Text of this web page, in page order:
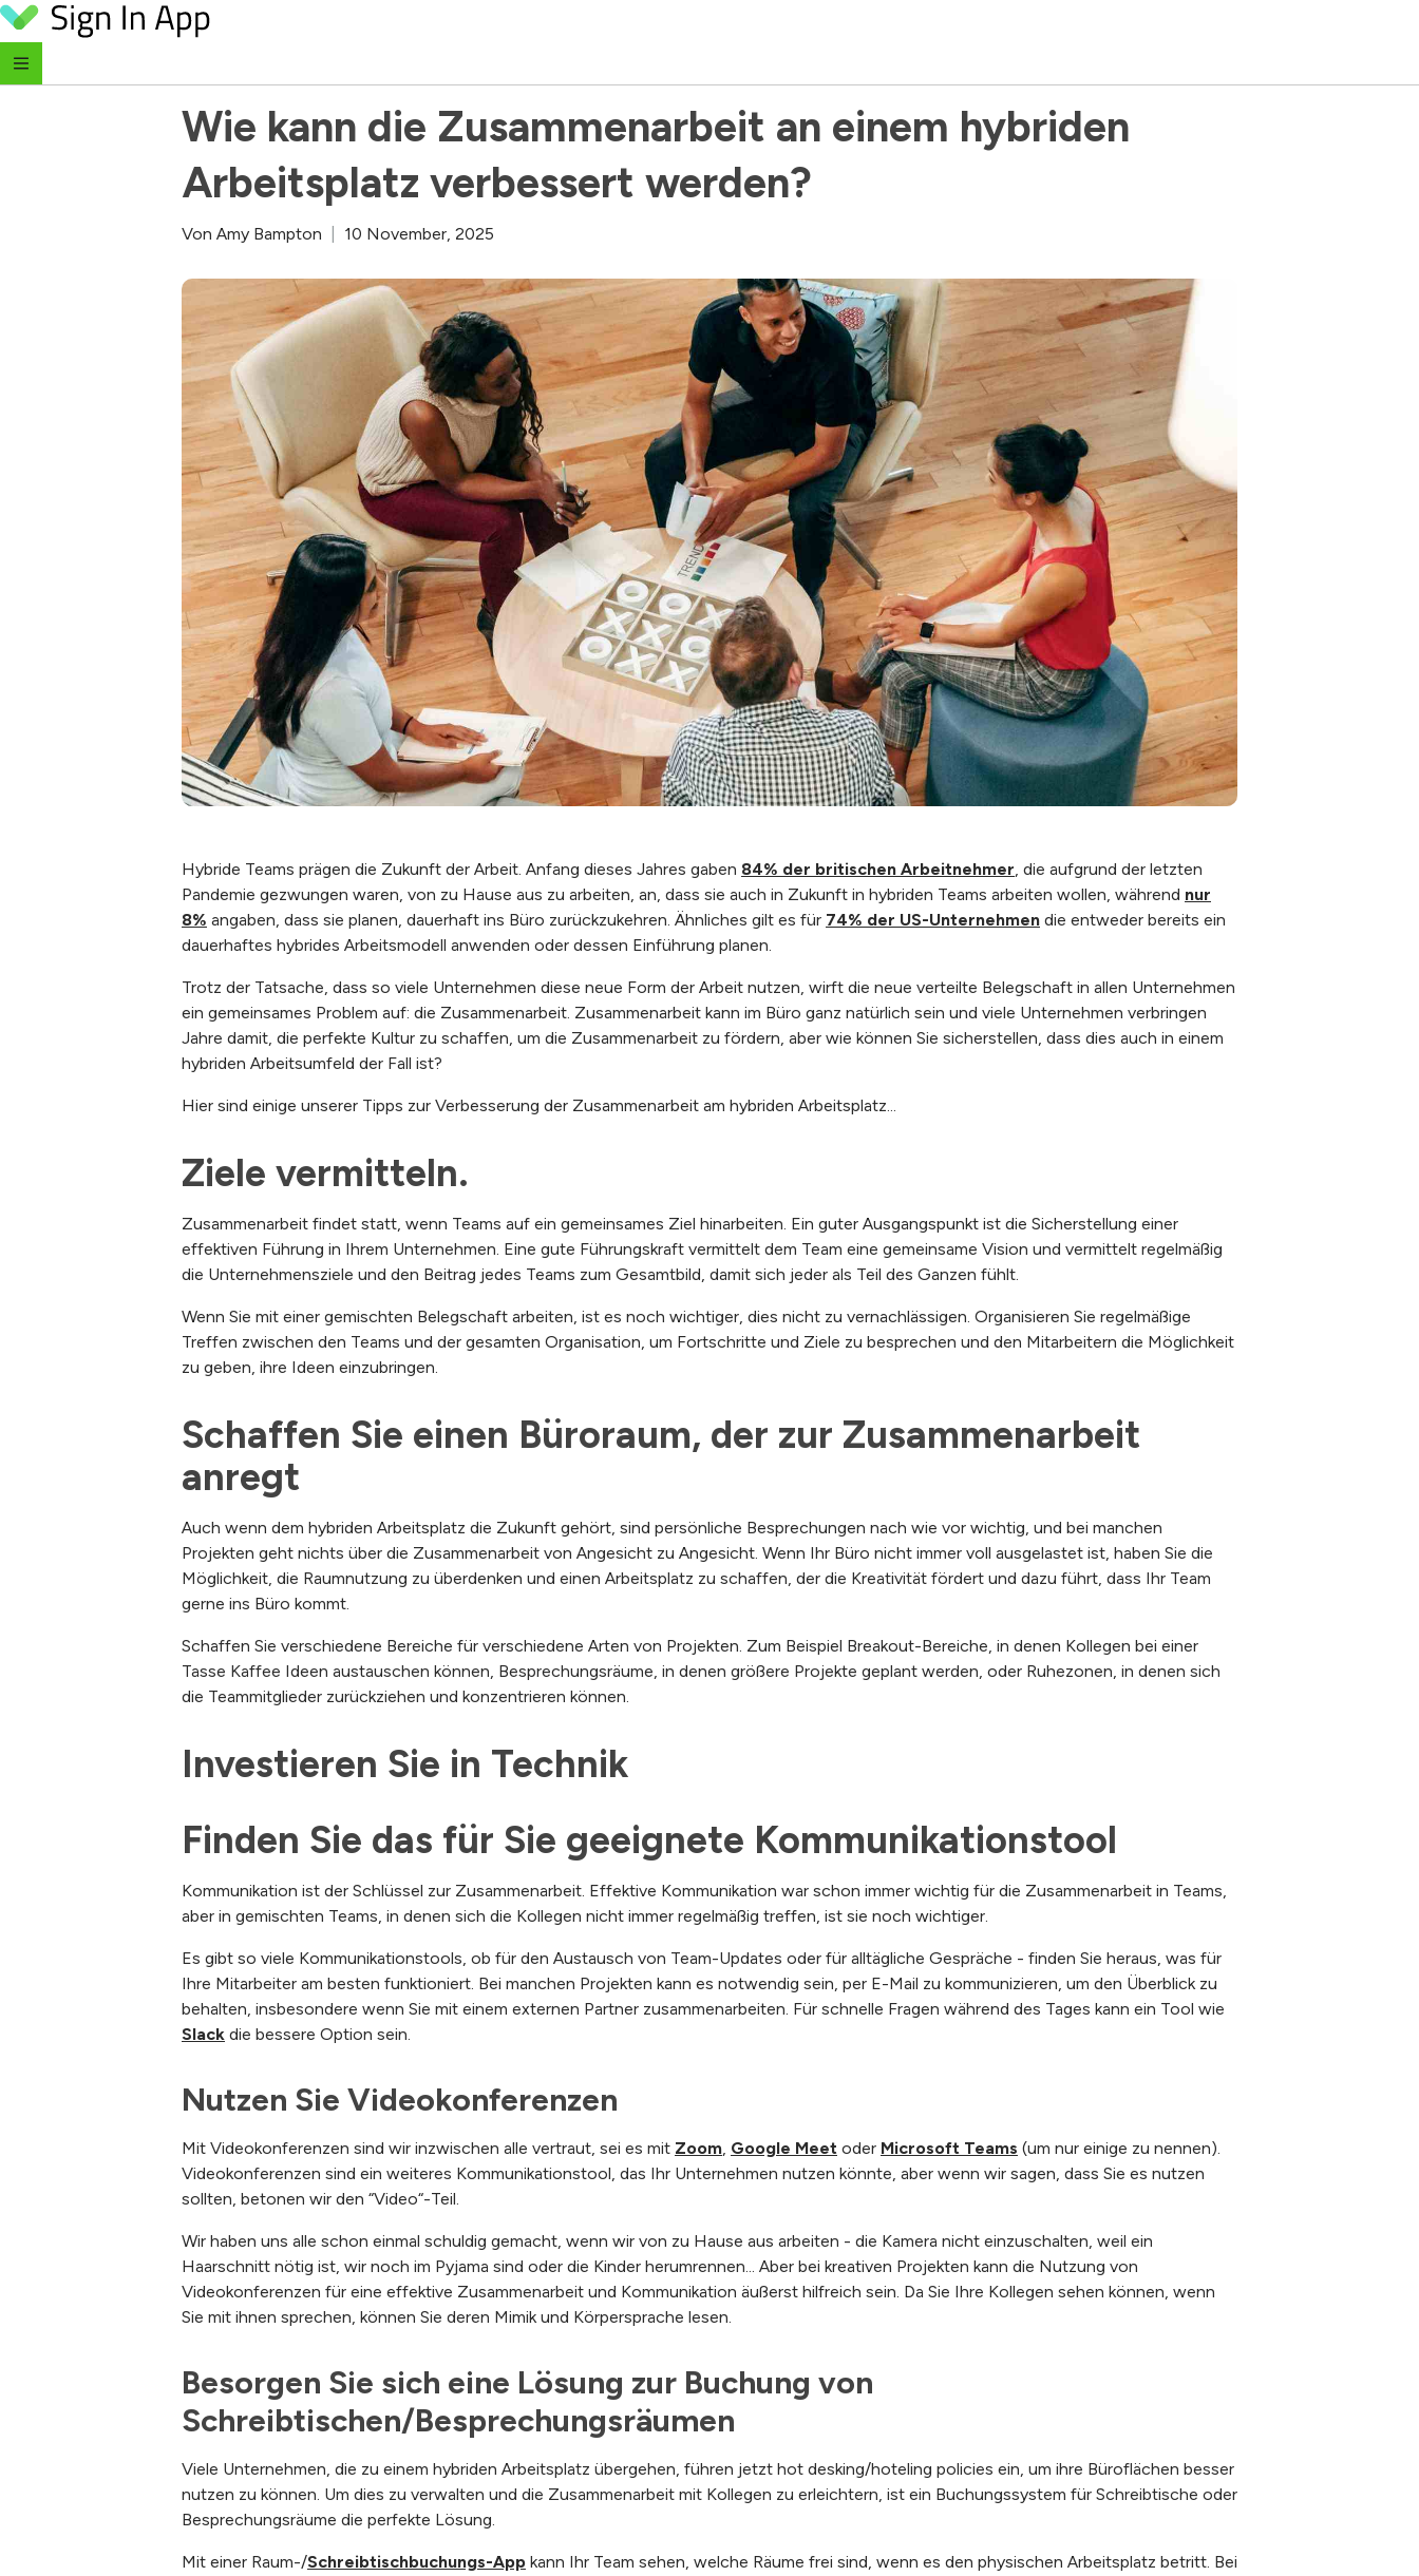
Skip to content
Wie kann die Zusammenarbeit an einem hybriden
Arbeitsplatz verbessert werden?
Von Amy Bampton 10 November, 2025
Hybride Teams prägen die Zukunft der Arbeit. Anfang dieses Jahres gaben 84% der britischen Arbeitnehmer, die aufgrund der letzten
Pandemie gezwungen waren, von zu Hause aus zu arbeiten, an, dass sie auch in Zukunft in hybriden Teams arbeiten wollen, während nur
8% angaben, dass sie planen, dauerhaft ins Büro zurückzukehren. Ähnliches gilt es für 74% der US-Unternehmen die entweder bereits ein
dauerhaftes hybrides Arbeitsmodell anwenden oder dessen Einführung planen.
Trotz der Tatsache, dass so viele Unternehmen diese neue Form der Arbeit nutzen, wirft die neue verteilte Belegschaft in allen Unternehmen
ein gemeinsames Problem auf: die Zusammenarbeit. Zusammenarbeit kann im Büro ganz natürlich sein und viele Unternehmen verbringen
Jahre damit, die perfekte Kultur zu schaffen, um die Zusammenarbeit zu fördern, aber wie können Sie sicherstellen, dass dies auch in einem
hybriden Arbeitsumfeld der Fall ist?
Hier sind einige unserer Tipps zur Verbesserung der Zusammenarbeit am hybriden Arbeitsplatz...
Ziele vermitteln.
Zusammenarbeit findet statt, wenn Teams auf ein gemeinsames Ziel hinarbeiten. Ein guter Ausgangspunkt ist die Sicherstellung einer
effektiven Führung in Ihrem Unternehmen. Eine gute Führungskraft vermittelt dem Team eine gemeinsame Vision und vermittelt regelmäßig
die Unternehmensziele und den Beitrag jedes Teams zum Gesamtbild, damit sich jeder als Teil des Ganzen fühlt.
Wenn Sie mit einer gemischten Belegschaft arbeiten, ist es noch wichtiger, dies nicht zu vernachlässigen. Organisieren Sie regelmäßige
Treffen zwischen den Teams und der gesamten Organisation, um Fortschritte und Ziele zu besprechen und den Mitarbeitern die Möglichkeit
zu geben, ihre Ideen einzubringen.
Schaffen Sie einen Büroraum, der zur Zusammenarbeit
anregt
Auch wenn dem hybriden Arbeitsplatz die Zukunft gehört, sind persönliche Besprechungen nach wie vor wichtig, und bei manchen
Projekten geht nichts über die Zusammenarbeit von Angesicht zu Angesicht. Wenn Ihr Büro nicht immer voll ausgelastet ist, haben Sie die
Möglichkeit, die Raumnutzung zu überdenken und einen Arbeitsplatz zu schaffen, der die Kreativität fördert und dazu führt, dass Ihr Team
gerne ins Büro kommt.
Schaffen Sie verschiedene Bereiche für verschiedene Arten von Projekten. Zum Beispiel Breakout-Bereiche, in denen Kollegen bei einer
Tasse Kaffee Ideen austauschen können, Besprechungsräume, in denen größere Projekte geplant werden, oder Ruhezonen, in denen sich
die Teammitglieder zurückziehen und konzentrieren können.
Investieren Sie in Technik
Finden Sie das für Sie geeignete Kommunikationstool
Kommunikation ist der Schlüssel zur Zusammenarbeit. Effektive Kommunikation war schon immer wichtig für die Zusammenarbeit in Teams,
aber in gemischten Teams, in denen sich die Kollegen nicht immer regelmäßig treffen, ist sie noch wichtiger.
Es gibt so viele Kommunikationstools, ob für den Austausch von Team-Updates oder für alltägliche Gespräche - finden Sie heraus, was für
Ihre Mitarbeiter am besten funktioniert. Bei manchen Projekten kann es notwendig sein, per E-Mail zu kommunizieren, um den Überblick zu
behalten, insbesondere wenn Sie mit einem externen Partner zusammenarbeiten. Für schnelle Fragen während des Tages kann ein Tool wie
Slack die bessere Option sein.
Nutzen Sie Videokonferenzen
Mit Videokonferenzen sind wir inzwischen alle vertraut, sei es mit Zoom, Google Meet oder Microsoft Teams (um nur einige zu nennen).
Videokonferenzen sind ein weiteres Kommunikationstool, das Ihr Unternehmen nutzen könnte, aber wenn wir sagen, dass Sie es nutzen
sollten, betonen wir den “Video“-Teil.
Wir haben uns alle schon einmal schuldig gemacht, wenn wir von zu Hause aus arbeiten - die Kamera nicht einzuschalten, weil ein
Haarschnitt nötig ist, wir noch im Pyjama sind oder die Kinder herumrennen... Aber bei kreativen Projekten kann die Nutzung von
Videokonferenzen für eine effektive Zusammenarbeit und Kommunikation äußerst hilfreich sein. Da Sie Ihre Kollegen sehen können, wenn
Sie mit ihnen sprechen, können Sie deren Mimik und Körpersprache lesen.
Besorgen Sie sich eine Lösung zur Buchung von
Schreibtischen/Besprechungsräumen
Viele Unternehmen, die zu einem hybriden Arbeitsplatz übergehen, führen jetzt hot desking/hoteling policies ein, um ihre Büroflächen besser
nutzen zu können. Um dies zu verwalten und die Zusammenarbeit mit Kollegen zu erleichtern, ist ein Buchungssystem für Schreibtische oder
Besprechungsräume die perfekte Lösung.
Mit einer Raum-/Schreibtischbuchungs-App kann Ihr Team sehen, welche Räume frei sind, wenn es den physischen Arbeitsplatz betritt. Bei